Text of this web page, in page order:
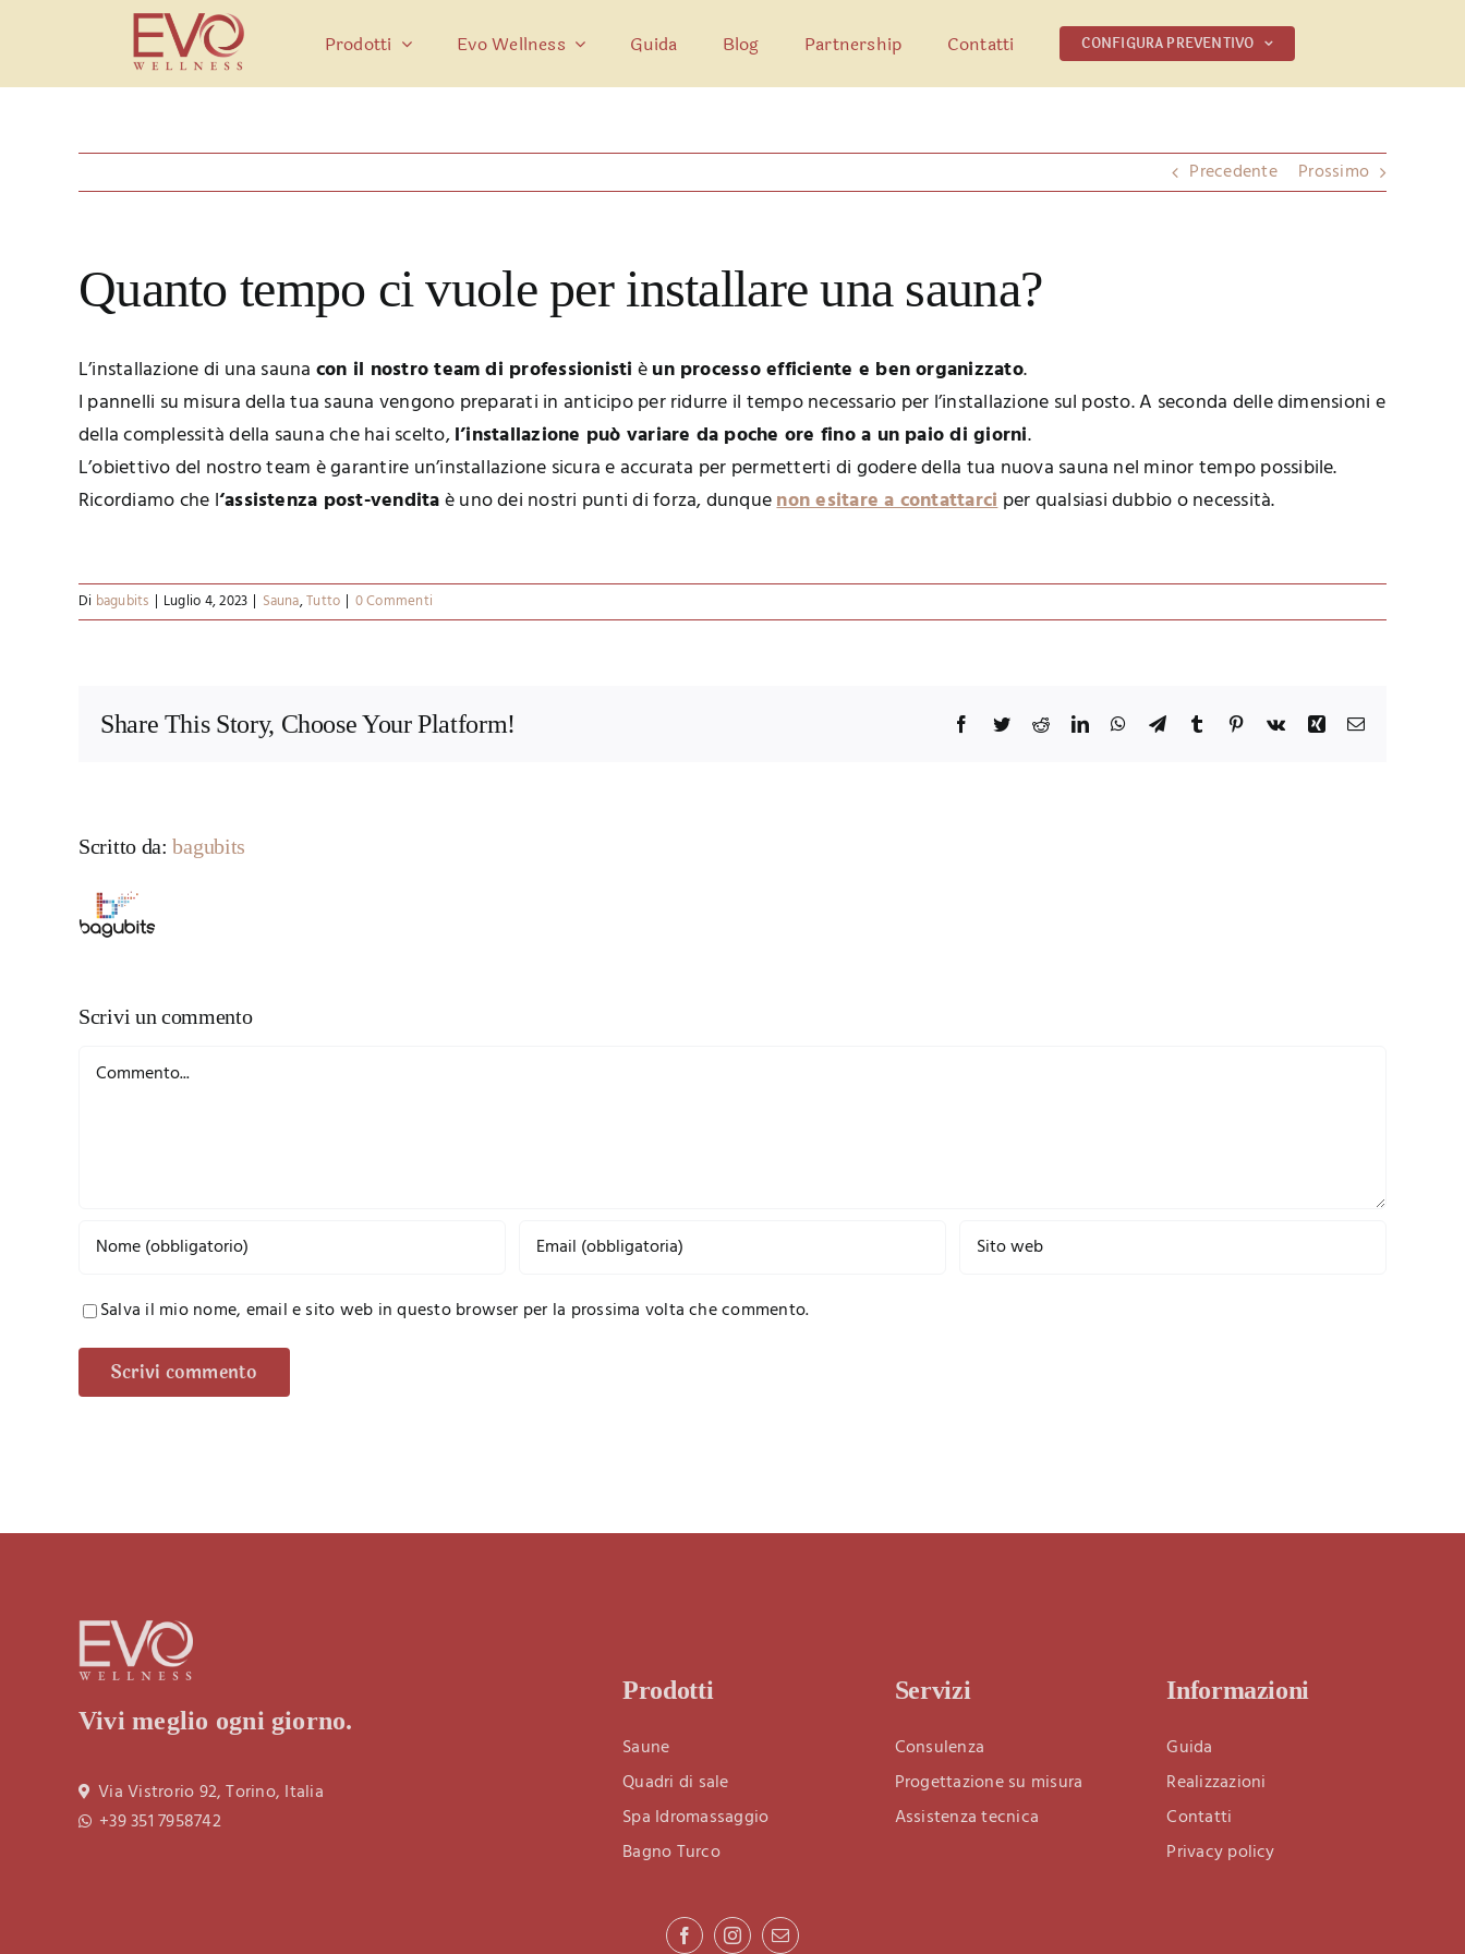
Prodotti Evo Wellness Guida Blog Partnership Contatti CONFIGURA PREVENTIVO
Precedente Prossimo
Quanto tempo ci vuole per installare una sauna?
L’installazione di una sauna con il nostro team di professionisti èun processo efficiente e ben organizzato.
I pannelli su misura della tua sauna vengono preparati in anticipo per ridurre il tempo necessario per l’installazione sul posto. A seconda delle dimensioni e
della complessità della sauna che hai scelto,l’installazione può variare da poche ore fino a un paio di giorni.
L’obiettivo del nostro team è garantire un’installazione sicura e accurata per permetterti di godere della tua nuova sauna nel minor tempo possibile.
Ricordiamo che l‘assistenza post-venditaè uno dei nostri punti di forza, dunquenon esitare a contattarciper qualsiasi dubbio o necessità.
Di bagubits | Luglio 4, 2023 | Sauna,Tutto | 0 Commenti
Share This Story, Choose Your Platform! Facebook
TwitterRedditLinkedInWhatsApp
TelegramTumblr Pinterest
Vk Xing Email
Scritto da:bagubits
Scrivi un commento
Salva il mio nome, email e sito web in questo browser per la prossima volta che commento.
Vivi meglio ogni giorno.
Via Vistrorio 92, Torino, Italia
+39 351 7958742
Prodotti
Saune
Quadri di sale
Spa Idromassaggio
Bagno Turco
Servizi
Consulenza
Progettazione su misura
Assistenza tecnica
Informazioni
Guida
Realizzazioni
Contatti
Privacy policy